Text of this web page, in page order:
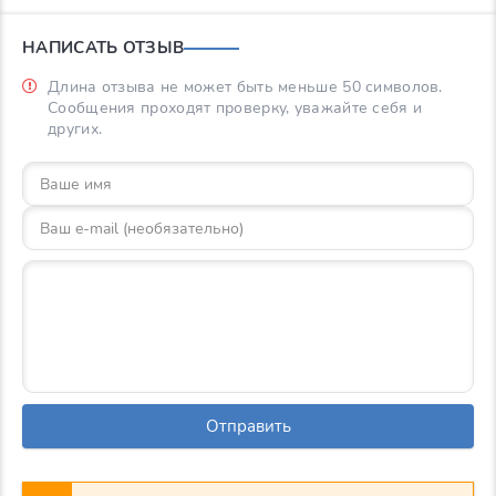
НАПИСАТЬ ОТЗЫВ
Длина отзыва не может быть меньше 50 символов.
Сообщения проходят проверку, уважайте себя и
других.
Отправить